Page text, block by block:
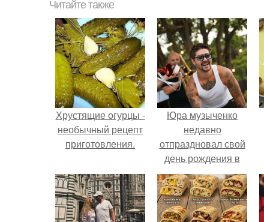
Читайте также
Хрустящие огурцы -
необычный рецепт
приготовления.
Юра музыченко
недавно
отпраздновал свой
день рождения в
кругу самых
близких и родных
людей.